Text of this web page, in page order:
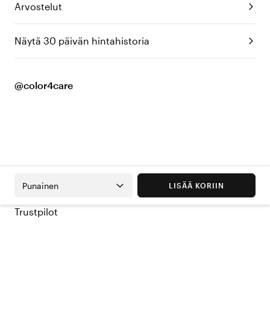
Arvostelut
Näytä 30 päivän hintahistoria
@color4care
Punainen LISÄÄ KORIIN
Trustpilot